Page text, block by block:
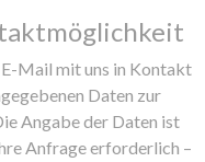
Mail mit uns in Kontakt
Daten zur
Angabe der Daten ist
Anfrage erforderlich –